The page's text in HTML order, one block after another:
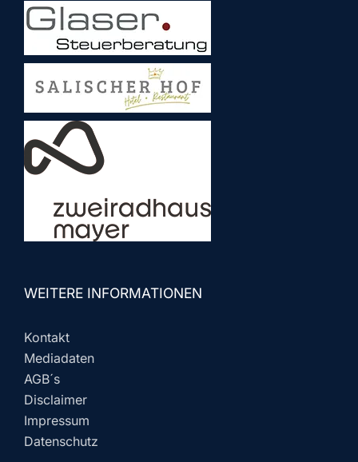
WEITERE INFORMATIONEN
Kontakt
Mediadaten
AGB´s
Disclaimer
Impressum
Datenschutz